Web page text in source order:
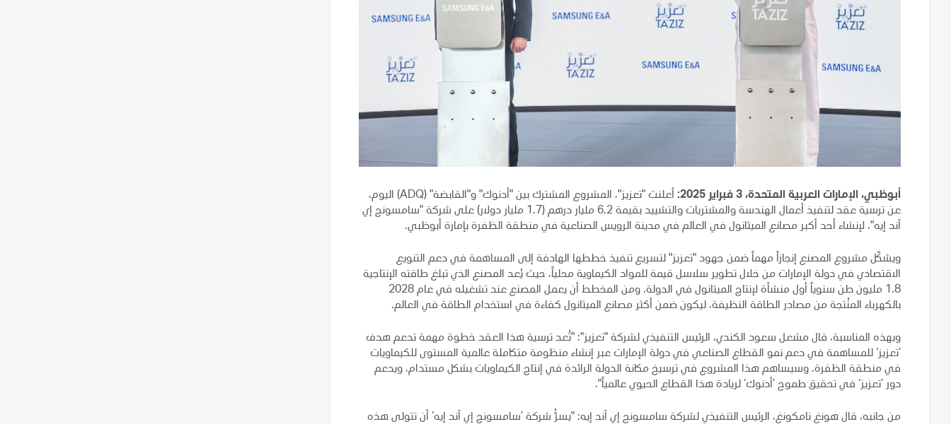
أبوظبي، الإمارات العربية المتحدة، 3 فبراير 2025:
أعلنت "تعزيز"، المشروع المشترك بين "أدنوك" و"القابضة" (ADQ) اليوم،
عن ترسية عقد لتنفيذ أعمال الهندسة والمشتريات والتشييد بقيمة 6.2 مليار درهم (1.7 مليار دولار) على شركة "سامسونج إي
آند إيه"، لإنشاء أحد أكبر مصانع الميثانول في العالم في مدينة الرويس الصناعية في منطقة الظفرة بإمارة أبوظبي.
ويشكّل مشروع المصنع إنجازاً مهماً ضمن جهود "تعزيز" لتسريع تنفيذ خططها الهادفة إلى المساهمة في دعم التنويع
الاقتصادي في دولة الإمارات من خلال تطوير سلاسل قيمة للمواد الكيماوية محلياً، حيث يُعد المصنع الذي تبلغ طاقته الإنتاجية
1.8 مليون طن سنوياً أول منشأة لإنتاج الميثانول في الدولة. ومن المخطط أن يعمل المصنع عند تشغيله في عام 2028
بالكهرباء المنُتجة من مصادر الطاقة النظيفة، ليكون ضمن أكثر مصانع الميثانول كفاءة في استخدام الطاقة في العالم.
وبهذه المناسبة، قال مشعل سعود الكندي، الرئيس التنفيذي لشركة "تعزيز": "تُعد ترسية هذا العقد خطوة مهمة تدعم هدف
’تعزيز‘ للمساهمة في دعم نمو القطاع الصناعي في دولة الإمارات عبر إنشاء منظومة متكاملة عالمية المستوى للكيماويات
في منطقة الظفرة. وسيساهم هذا المشروع في ترسيخ مكانة الدولة الرائدة في إنتاج الكيماويات بشكل مستدام، ويدعم
دور ’تعزيز‘ في تحقيق طموح ’أدنوك‘ لريادة هذا القطاع الحيوي عالمياً".
من جانبه، قال هونغ نامكونغ، الرئيس التنفيذي لشركة سامسونج إي آند إيه: "يسرُّ شركة ’سامسونج إي آند إيه‘ أن تتولى هذه